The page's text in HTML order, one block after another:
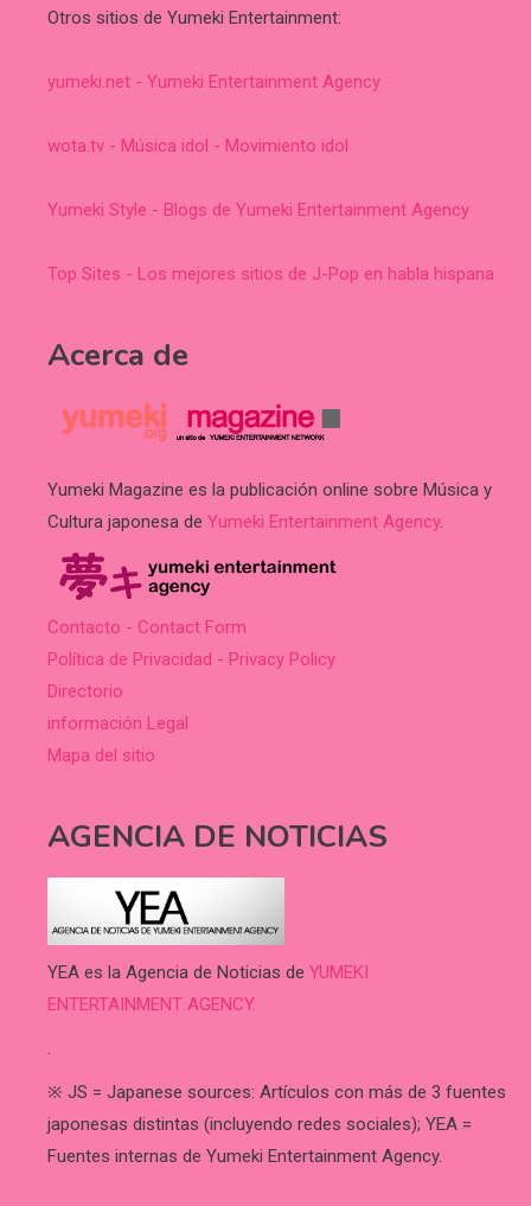
Otros sitios de Yumeki Entertainment:
yumeki.net - Yumeki Entertainment Agency
wota.tv - Música idol - Movimiento idol
Yumeki Style - Blogs de Yumeki Entertainment Agency
Top Sites - Los mejores sitios de J-Pop en habla hispana
Acerca de
Yumeki Magazine es la publicación online sobre Música y
Cultura japonesa de Yumeki Entertainment Agency.
Contacto - Contact Form
Política de Privacidad - Privacy Policy
Directorio
información Legal
Mapa del sitio
AGENCIA DE NOTICIAS
YEA es la Agencia de Noticias de YUMEKI
ENTERTAINMENT AGENCY.
.
※ JS = Japanese sources: Artículos con más de 3 fuentes
japonesas distintas (incluyendo redes sociales); YEA =
Fuentes internas de Yumeki Entertainment Agency.